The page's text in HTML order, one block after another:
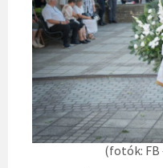
(fotók: FB